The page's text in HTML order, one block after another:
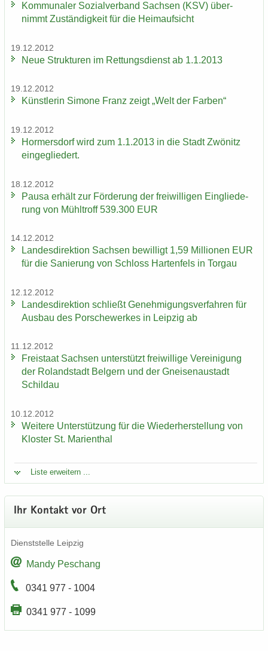
Kom­mu­na­ler So­zi­al­ver­band Sach­sen (KSV) über­
nimmt Zu­stän­dig­keit für die Heim­auf­sicht
19.12.2012
Neue Struk­tu­ren im Ret­tungs­dienst ab 1.1.2013
19.12.2012
Künst­le­rin Si­mo­ne Franz zeigt „Welt der Far­ben“
19.12.2012
Hor­mers­dorf wird zum 1.1.2013 in die Stadt Zwö­nitz
ein­ge­glie­dert.
18.12.2012
Pausa er­hält zur För­de­rung der frei­wil­li­gen Ein­glie­de­
rung von Mühl­troff 539.300 EUR
14.12.2012
Lan­des­di­rek­ti­on Sach­sen be­wil­ligt 1,59 Mil­lio­nen EUR
für die Sa­nie­rung von Schloss Har­ten­fels in Tor­gau
12.12.2012
Lan­des­di­rek­ti­on schließt Ge­neh­mi­gungs­ver­fah­ren für
Aus­bau des Por­sche­wer­kes in Leip­zig ab
11.12.2012
Frei­staat Sach­sen un­ter­stützt frei­wil­li­ge Ver­ei­ni­gung
der Ro­land­stadt Bel­gern und der Gnei­sen­au­stadt
Schildau
10.12.2012
Wei­te­re Un­ter­stüt­zung für die Wie­der­her­stel­lung von
Klos­ter St. Ma­ri­en­thal
Liste er­wei­tern ...
Ihr Kon­takt vor Ort
Dienst­stel­le Leip­zig
Mandy Peschang
0341 977 - 1004
0341 977 - 1099